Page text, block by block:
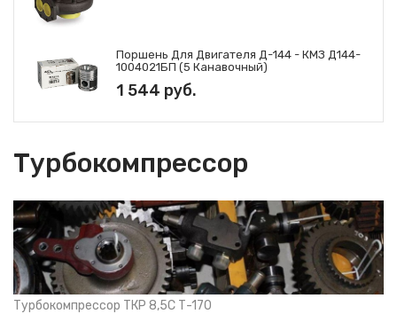
Поршень Для Двигателя Д-144 - КМЗ Д144-
1004021БП (5 Канавочный)
1 544 руб.
Турбокомпрессор
Турбокомпрессор ТКР 8,5С Т-170